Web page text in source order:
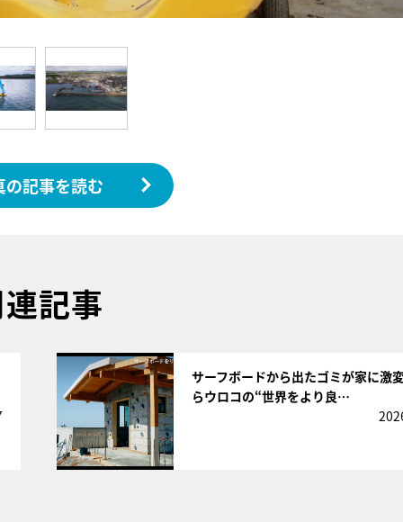
の記事を読む
記事
サーフボードから出たゴミが家に激
らウロコの“世界をより良…